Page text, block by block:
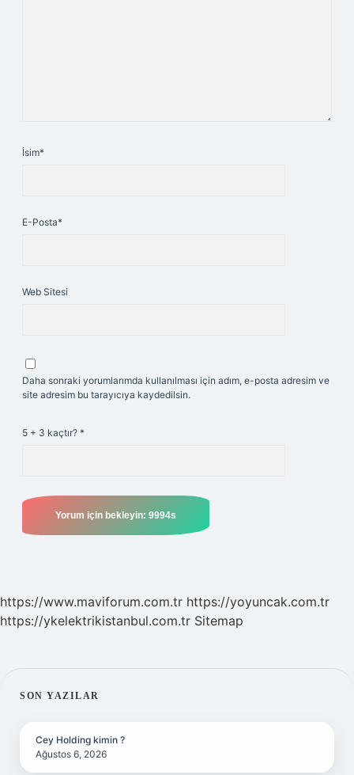
İsim*
E-Posta*
Web Sitesi
Daha sonraki yorumlarımda kullanılması için adım, e-posta adresim ve
site adresim bu tarayıcıya kaydedilsin.
5 + 3 kaçtır? *
https://www.maviforum.com.tr https://yoyuncak.com.tr
https://ykelektrikistanbul.com.tr Sitemap
SIDEBAR
SON YAZILAR
Cey Holding kimin ?
Ağustos 6, 2026